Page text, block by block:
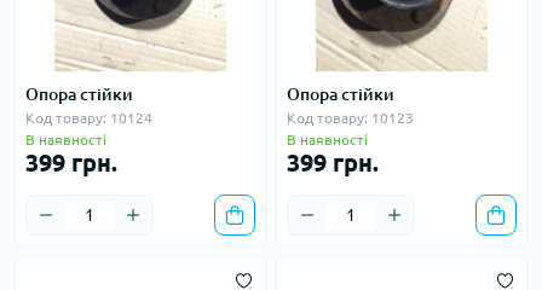
Опора стійки
Код товару: 10124
В наявності
399 грн.
Опора стійки
Код товару: 10123
В наявності
399 грн.